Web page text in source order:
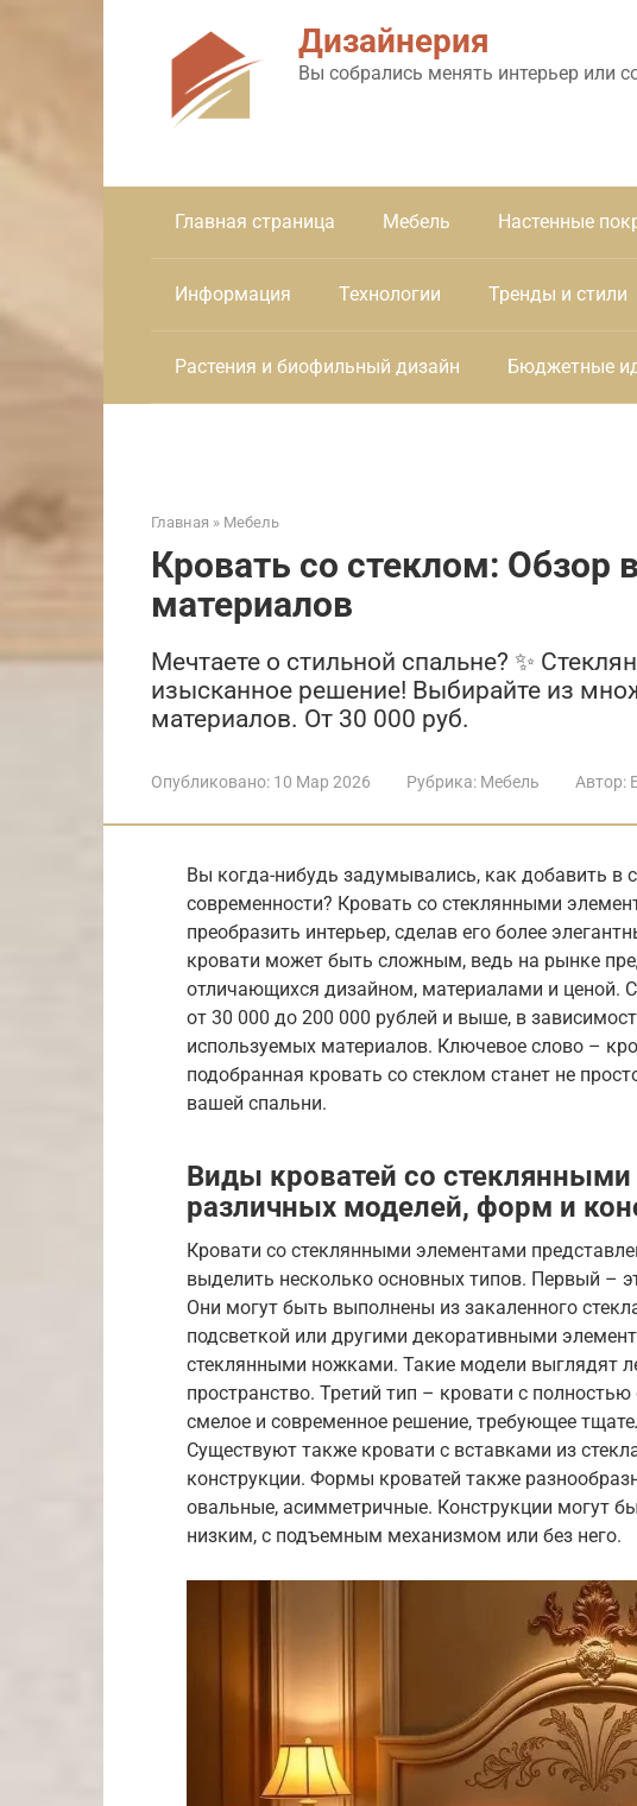
Дизайнерия
Вы собрались менять интерьер или
Главная страница Мебель Настенные
Информация Технологии Тренды и стили
Растения и биофильный дизайн Бюджетные
Главная » Мебель
Кровать со стеклом: Обзор
материалов
Мечтаете о стильной спальне? ✨
изысканное решение! Выбирайте из
материалов. От 30 000 руб.
Опубликовано: 10 Мар 2026 Рубрика: Мебель Автор:
Вы когда-нибудь задумывались, как добавить в
современности? Кровать со стеклянными
преобразить интерьер, сделав его более
кровати может быть сложным, ведь на рынке
отличающихся дизайном, материалами и ценой.
от 30 000 до 200 000 рублей и выше, в
используемых материалов. Ключевое слово –
подобранная кровать со стеклом станет не
вашей спальни.
Виды кроватей со
различных моделей, форм и
Кровати со стеклянными элементами
выделить несколько основных типов. Первый –
Они могут быть выполнены из закаленного
подсветкой или другими декоративными
стеклянными ножками. Такие модели выглядят
пространство. Третий тип – кровати с
смелое и современное решение, требующее
Существуют также кровати с вставками из
конструкции. Формы кроватей также
овальные, асимметричные. Конструкции могут
низким, с подъемным механизмом или без него.